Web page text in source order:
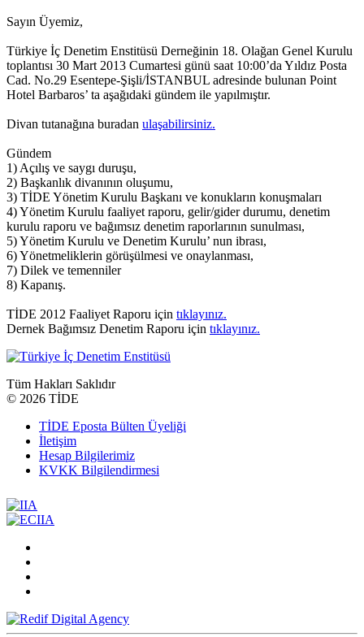
Sayın Üyemiz,
Türkiye İç Denetim Enstitüsü Derneğinin 18. Olağan Genel Kurulu
toplantısı 30 Mart 2013 Cumartesi günü saat 10:00’da Yıldız Posta
Cad. No.29 Esentepe-Şişli/İSTANBUL adresinde bulunan Point
Hotel Barbaros’ ta aşağıdaki gündem ile yapılmıştır.
Divan tutanağına buradan ulaşabilirsiniz.
Gündem
1) Açılış ve saygı duruşu,
2) Başkanlık divanının oluşumu,
3) TİDE Yönetim Kurulu Başkanı ve konukların konuşmaları
4) Yönetim Kurulu faaliyet raporu, gelir/gider durumu, denetim
kurulu raporu ve bağımsız denetim raporlarının sunulması,
5) Yönetim Kurulu ve Denetim Kurulu’ nun ibrası,
6) Yönetmeliklerin görüşülmesi ve onaylanması,
7) Dilek ve temenniler
8) Kapanış.
TİDE 2012 Faaliyet Raporu için tıklayınız.
Dernek Bağımsız Denetim Raporu için tıklayınız.
Tüm Hakları Saklıdır
© 2026 TİDE
TİDE Eposta Bülten Üyeliği
İletişim
Hesap Bilgilerimiz
KVKK Bilgilendirmesi